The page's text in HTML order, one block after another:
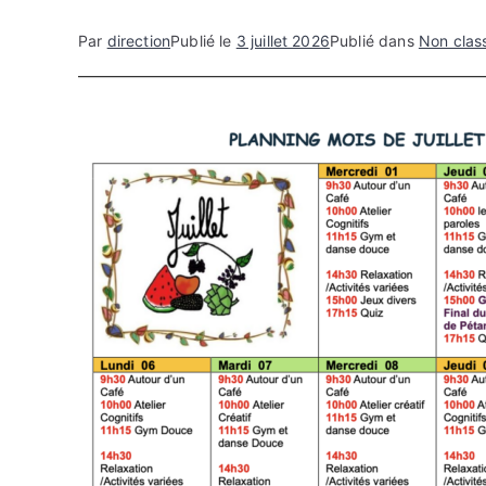
Par directionPublié le 3 juillet 2026Publié dans Non